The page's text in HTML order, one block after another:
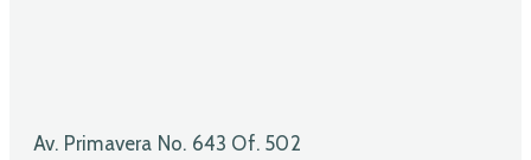
Av. Primavera No. 643 Of. 502